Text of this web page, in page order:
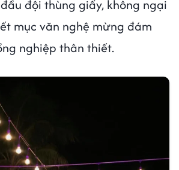
đội thùng giấy, không ngại
mục văn nghệ mừng đám
nghiệp thân thiết.